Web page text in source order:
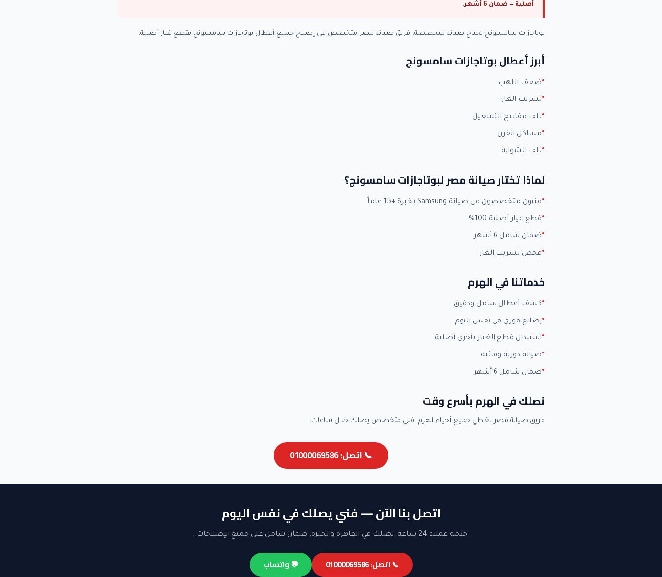
أصلية — ضمان 6 أشهر.
بوتاجازات سامسونج تحتاج صيانة متخصصة. فريق صيانة مصر متخصص في إصلاح جميع أعطال بوتاجازات سامسونج بقطع غيار أصلية.
أبرز أعطال بوتاجازات سامسونج
ضعف اللهب
تسريب الغاز
تلف مفاتيح التشغيل
مشاكل الفرن
تلف الشواية
لماذا تختار صيانة مصر لبوتاجازات سامسونج؟
فنيون متخصصون في صيانة Samsung بخبرة +15 عاماً
قطع غيار أصلية 100%
ضمان شامل 6 أشهر
فحص تسريب الغاز
خدماتنا في الهرم
كشف أعطال شامل ودقيق
إصلاح فوري في نفس اليوم
استبدال قطع الغيار بأخرى أصلية
صيانة دورية وقائية
ضمان شامل 6 أشهر
نصلك في الهرم بأسرع وقت
فريق صيانة مصر يغطي جميع أحياء الهرم. فني متخصص يصلك خلال ساعات.
📞 اتصل: 01000069586
اتصل بنا الآن — فني يصلك في نفس اليوم
خدمة عملاء 24 ساعة. نصلك في القاهرة والجيزة. ضمان شامل على جميع الإصلاحات.
📞 اتصل: 01000069586 💬 واتساب